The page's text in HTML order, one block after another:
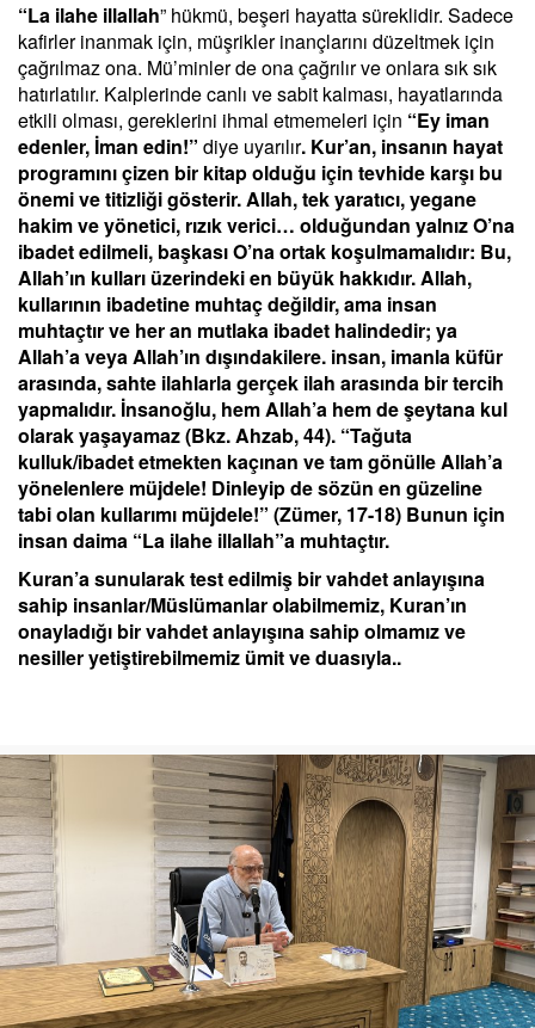
“La ilahe illallah” hükmü, beşeri hayatta süreklidir. Sadece
kafirler inanmak için, müşrikler inançlarını düzeltmek için
çağrılmaz ona. Mü’minler de ona çağrılır ve onlara sık sık
hatırlatılır. Kalplerinde canlı ve sabit kalması, hayatlarında
etkili olması, gereklerini ihmal etmemeleri için “Ey iman
edenler, İman edin!” diye uyarılır. Kur’an, insanın hayat
programını çizen bir kitap olduğu için tevhide karşı bu
önemi ve titizliği gösterir. Allah, tek yaratıcı, yegane
hakim ve yönetici, rızık verici… olduğundan yalnız O’na
ibadet edilmeli, başkası O’na ortak koşulmamalıdır: Bu,
Allah’ın kulları üzerindeki en büyük hakkıdır. Allah,
kullarının ibadetine muhtaç değildir, ama insan
muhtaçtır ve her an mutlaka ibadet halindedir; ya
Allah’a veya Allah’ın dışındakilere. insan, imanla küfür
arasında, sahte ilahlarla gerçek ilah arasında bir tercih
yapmalıdır. İnsanoğlu, hem Allah’a hem de şeytana kul
olarak yaşayamaz (Bkz. Ahzab, 44). “Tağuta
kulluk/ibadet etmekten kaçınan ve tam gönülle Allah’a
yönelenlere müjdele! Dinleyip de sözün en güzeline
tabi olan kullarımı müjdele!” (Zümer, 17-18) Bunun için
insan daima “La ilahe illallah”a muhtaçtır.
Kuran’a sunularak test edilmiş bir vahdet anlayışına
sahip insanlar/Müslümanlar olabilmemiz, Kuran’ın
onayladığı bir vahdet anlayışına sahip olmamız ve
nesiller yetiştirebilmemiz ümit ve duasıyla..